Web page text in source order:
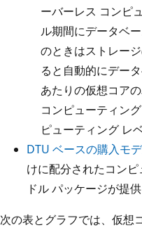
ーバーレス コンピ
ル期間にデータベ
のときはストレー
ると自動的にデー
あたりの仮想コア
コンピューティン
ピューティング レ
DTU ベースの購入モ
けに配分されたコン
ドル パッケージが提供
次の表とグラフでは、仮想